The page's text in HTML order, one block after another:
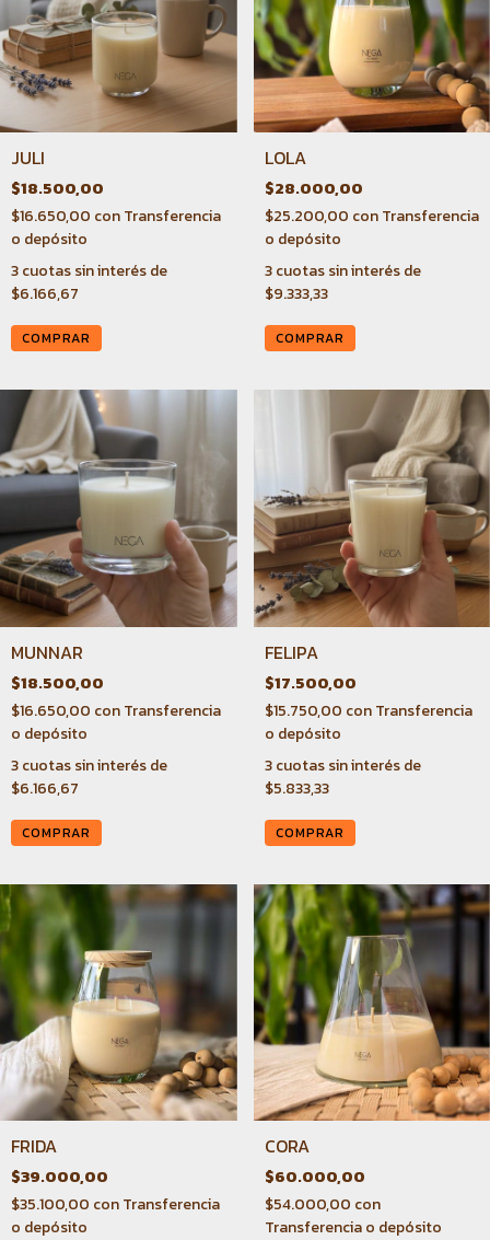
JULI
$18.500,00
$16.650,00 conTransferencia
o depósito
3cuotas sin interés de
$6.166,67
COMPRAR
LOLA
$28.000,00
$25.200,00 con Transferencia
o depósito
3 cuotas sin interés de
$9.333,33
COMPRAR
MUNNAR
$18.500,00
$16.650,00 conTransferencia
o depósito
3cuotas sin interés de
$6.166,67
COMPRAR
FELIPA
$17.500,00
$15.750,00 con Transferencia
o depósito
3 cuotas sin interés de
$5.833,33
COMPRAR
FRIDA
$39.000,00
$35.100,00 conTransferencia
o depósito
CORA
$60.000,00
$54.000,00 con
Transferencia o depósito